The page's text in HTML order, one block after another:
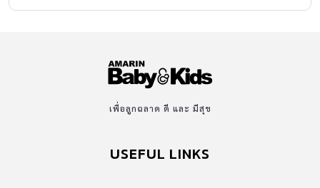
เพื่อลูกฉลาด ดี และ มีสุข
USEFUL LINKS